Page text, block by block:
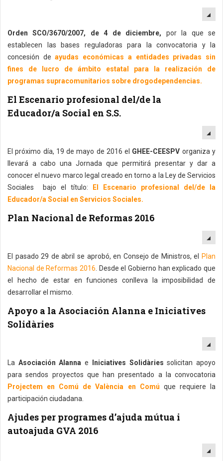
Orden SCO/3670/2007, de 4 de diciembre, por la que se
establecen las bases reguladoras para la convocatoria y la
concesión deayudas económicas a entidades privadas sin
fines de lucro de ámbito estatal para la realización de
programas supracomunitarios sobre drogodependencias.
El Escenario profesional del/de la
Educador/a Social en S.S.
El próximo día, 19 de mayo de 2016 el GHEE-CEESPV organiza y
llevará a cabo una Jornada que permitirá presentar y dar a
conocer el nuevo marco legal creado en torno a la Ley de Servicios
Sociales bajo el título:
El Escenario profesional del/de la
Educador/a Social en Servicios Sociales.
Plan Nacional de Reformas 2016
El pasado 29 de abril se aprobó, en Consejo de Ministros, el
Plan
Nacional de Reformas 2016 . Desde el Gobierno han explicado que
el hecho de estar en funciones conlleva la imposibilidad de
desarrollar el mismo.
Apoyo a la Asociación Alanna e Iniciatives
Solidàries
La Asociación Alannae Iniciatives Solidàries solicitan apoyo
para sendos proyectos que han presentado a la convocatoria
Projectem en Comú de València en Comú que requiere la
participación ciudadana.
Ajudes per programes d’ajuda mútua i
autoajuda GVA 2016